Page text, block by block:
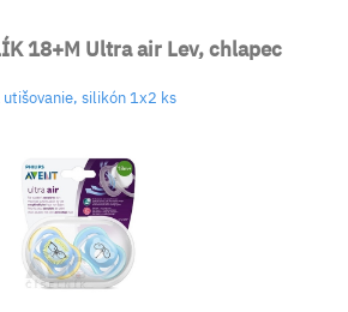
18+M Ultra air Lev, chlapec
utišovanie, silikón 1x2 ks